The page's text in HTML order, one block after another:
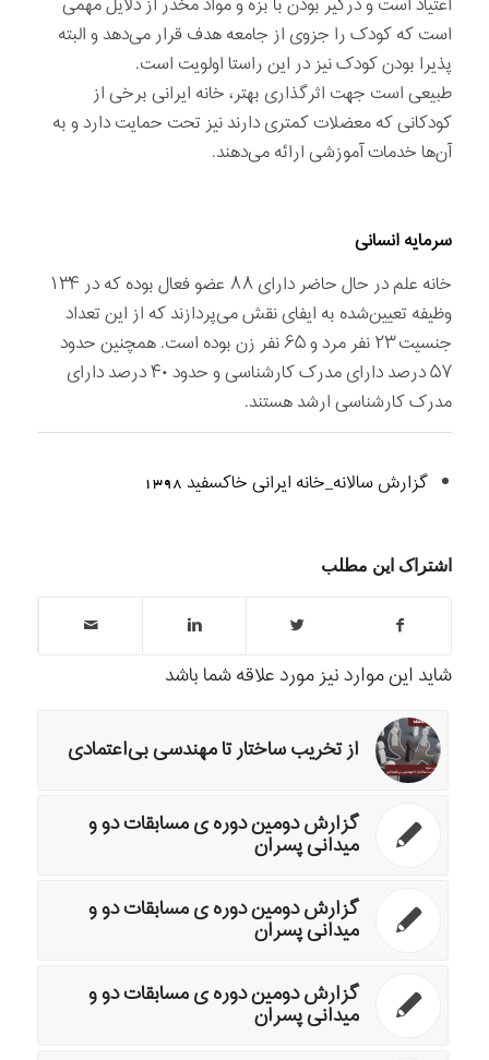
است که کودک را جزوی از جامعه هدف قرار می‌دهد و البته
پذیرا بودن کودک نیز در این راستا اولویت است.
طبیعی است جهت اثرگذاری بهتر، خانه ایرانی برخی از
کودکانی که معضلات کمتری دارند نیز تحت حمایت دارد و به
آن‌ها خدمات آموزشی ارائه می‌دهند.
سرمایه انسانی
خانه علم در حال حاضر دارای ۸۸ عضو فعال بوده که در ۱۳۴
وظیفه تعیین‌شده به ایفای نقش می‌پردازند که از این تعداد
جنسیت ۲۳ نفر مرد و ۶۵ نفر زن بوده است. همچنین حدود
۵۷ درصد دارای مدرک کارشناسی و حدود ۴۰ درصد دارای
مدرک کارشناسی ارشد هستند.
گزارش سالانه_خانه ایرانی خاکسفید 1398
اشتراک این مطلب
شاید این موارد نیز مورد علاقه شما باشد
از تخریب ساختار تا مهندسی بی‌اعتمادی
گزارش دومین دوره ی مسابقات دو و
میدانی پسران
گزارش دومین دوره ی مسابقات دو و
میدانی پسران
گزارش دومین دوره ی مسابقات دو و
میدانی پسران